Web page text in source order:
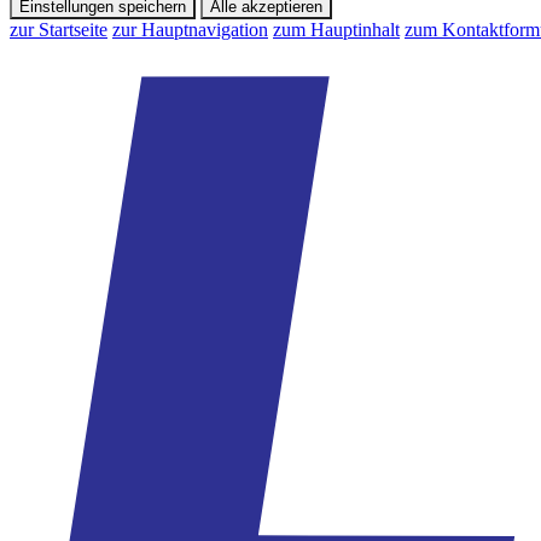
Einstellungen speichern Alle akzeptieren
zur Startseite zur Hauptnavigation zum Hauptinhalt zum